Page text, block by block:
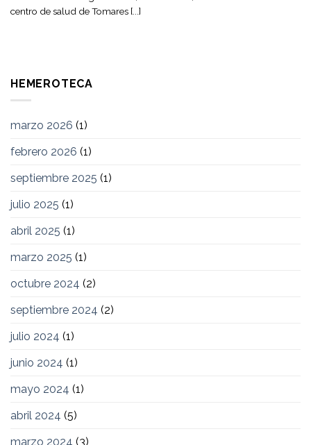
centro de salud de Tomares [...]
HEMEROTECA
marzo 2026 (1)
febrero 2026 (1)
septiembre 2025 (1)
julio 2025 (1)
abril 2025 (1)
marzo 2025 (1)
octubre 2024 (2)
septiembre 2024 (2)
julio 2024 (1)
junio 2024 (1)
mayo 2024 (1)
abril 2024 (5)
marzo 2024 (3)